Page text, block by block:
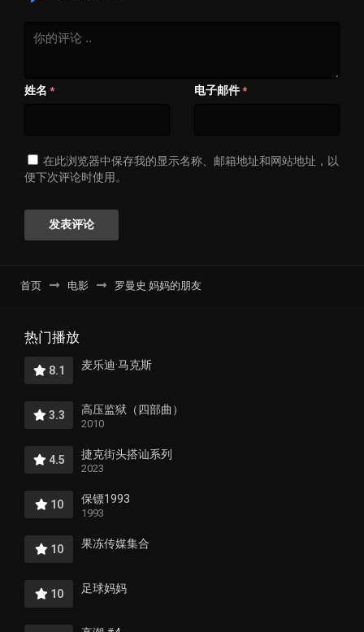
姓名 * 电子邮件 *
在此浏览器中保存我的显示名称、邮箱地址和网站地址，以
便下次评论时使用。
首页 电影 罗曼史 妈妈的朋友
热门播放
8.1 麦乐迪·马克斯
3.3 高压监狱（四部曲）
2010
4.5 捷克街头搭讪系列
2023
10 保镖1993
1993
10 果冻传媒集合
10 足球妈妈